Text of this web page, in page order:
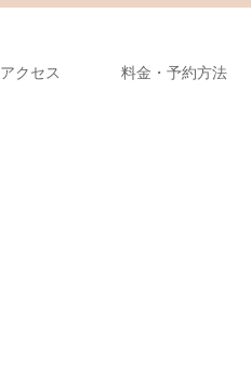
アクセス 料金・予約方法